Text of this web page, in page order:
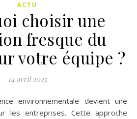
ACTU
choisir une
fresque du
votre équipe ?
14 avril 2025
les entreprises. Cette approche